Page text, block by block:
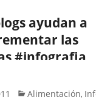
ayudan a
las
#infografia
Alimentación,